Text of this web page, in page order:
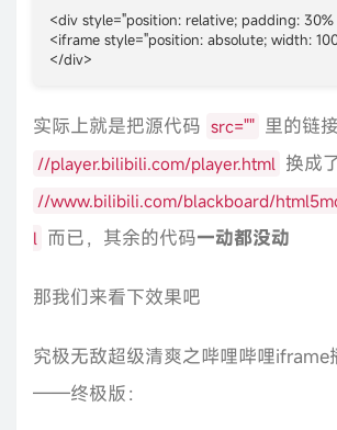
<div style="position: relative; padding: 30%
<iframe style="position: absolute; width:
</div>
实际上就是把源代码 src="" 里的链
//player.bilibili.com/player.html 换成
//www.bilibili.com/blackboard/
l 而已，其余的代码一动都没动
那我们来看下效果吧
究极无敌超级清爽之哔哩哔哩iframe
——终极版：